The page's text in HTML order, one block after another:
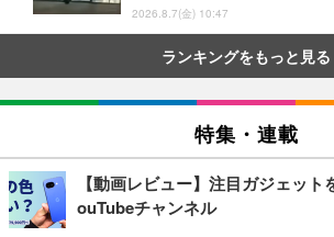
2026.8.7(金) 10:47
ランキングをもっと見る
特集・連載
【動画レビュー】注目ガジェッ
ouTubeチャンネル